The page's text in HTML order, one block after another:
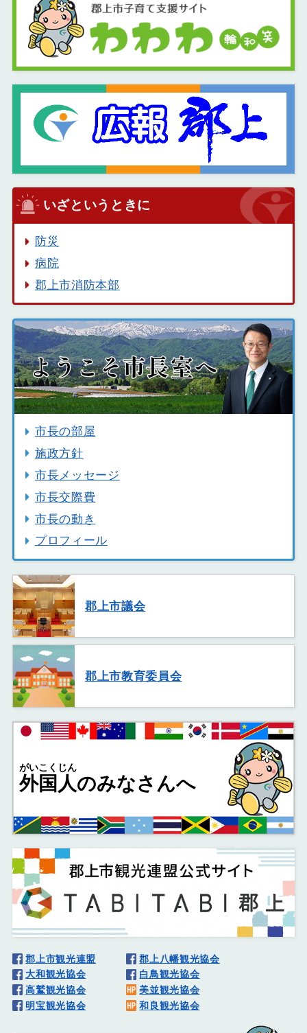
いざというときに
防災
病院
郡上市消防本部
市長の部屋
施政方針
市長メッセージ
市長交際費
市長の動き
プロフィール
郡上市議会
郡上市教育委員会
外国人
がいこくじん
のみなさんへ
郡上市観光連盟
郡上八幡観光協会
大和観光協会
白鳥観光協会
高鷲観光協会
美並観光協会
明宝観光協会
和良観光協会